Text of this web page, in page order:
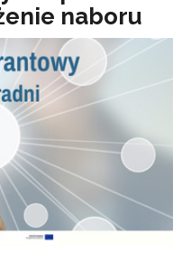
naboru